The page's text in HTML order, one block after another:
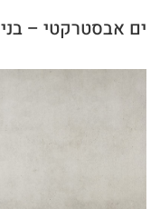
ים אבסטרקטי –